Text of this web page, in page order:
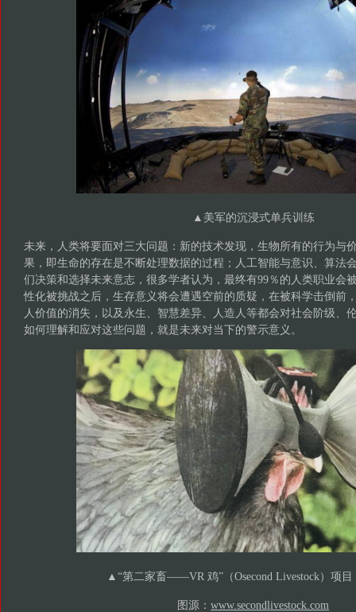
▲美军的沉浸式单兵训练
未来，人类将要面对三大问题：新的技术发现，生物所有的行为与
果，即生命的存在是不断处理数据的过程；人工智能与意识、算法
们决策和选择未来意志，很多学者认为，最终有99％的人类职业会
性化被挑战之后，生存意义将会遭遇空前的质疑，在被科学击倒前
人价值的消失，以及永生、智慧差异、人造人等都会对社会阶级、
如何理解和应对这些问题，就是未来对当下的警示意义。
▲“第二家畜——VR 鸡”（Osecond Livestock）项目
图源：www.secondlivestock.com